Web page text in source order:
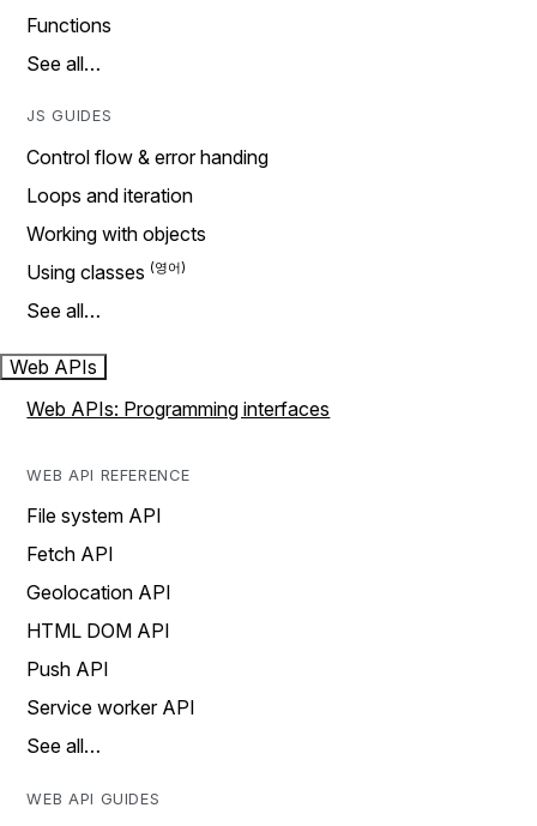
Functions
See all…
JS GUIDES
Control flow & error handing
Loops and iteration
Working with objects
Using classes
See all…
Web APIs
Web APIs: Programming interfaces
WEB API REFERENCE
File system API
Fetch API
Geolocation API
HTML DOM API
Push API
Service worker API
See all…
WEB API GUIDES